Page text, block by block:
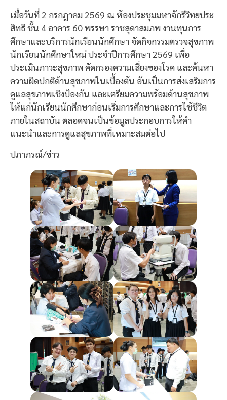
เมื่อวันที่ 2 กรกฎาคม 2569 ณ ห้องประชุมมหาจักรีวิทยประ
สิทธิ ชั้น 4 อาคาร 60 พรรษา ราชสุดาสมภพ งานทุนการ
ศึกษาและบริการนักเรียนนักศึกษา จัดกิจกรรมตรวจสุขภาพ
นักเรียนนักศึกษาใหม่ ประจำปีการศึกษา 2569 เพื่อ
ประเมินภาวะสุขภาพ คัดกรองความเสี่ยงของโรค และค้นหา
ความผิดปกติด้านสุขภาพในเบื้องต้น อันเป็นการส่งเสริมการ
ดูแลสุขภาพเชิงป้องกัน และเตรียมความพร้อมด้านสุขภาพ
ให้แก่นักเรียนนักศึกษาก่อนเริ่มการศึกษาและการใช้ชีวิต
ภายในสถาบัน ตลอดจนเป็นข้อมูลประกอบการให้คำ
แนะนำและการดูแลสุขภาพที่เหมาะสมต่อไป
ปภาภรณ์/ข่าว